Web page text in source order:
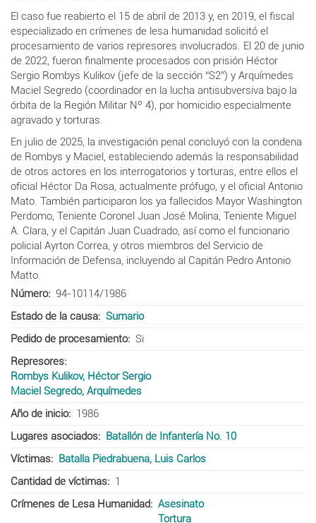
El caso fue reabierto el 15 de abril de 2013 y, en 2019, el fiscal
especializado en crímenes de lesa humanidad solicitó el
procesamiento de varios represores involucrados. El 20 de junio
de 2022, fueron finalmente procesados con prisión Héctor
Sergio Rombys Kulikov (jefe de la sección “S2”) y Arquímedes
Maciel Segredo (coordinador en la lucha antisubversiva bajo la
órbita de la Región Militar Nº 4), por homicidio especialmente
agravado y torturas.
En julio de 2025, la investigación penal concluyó con la condena
de Rombys y Maciel, estableciendo además la responsabilidad
de otros actores en los interrogatorios y torturas, entre ellos el
oficial Héctor Da Rosa, actualmente prófugo, y el oficial Antonio
Mato. También participaron los ya fallecidos Mayor Washington
Perdomo, Teniente Coronel Juan José Molina, Teniente Miguel
A. Clara, y el Capitán Juan Cuadrado, así como el funcionario
policial Ayrton Correa, y otros miembros del Servicio de
Información de Defensa, incluyendo al Capitán Pedro Antonio
Matto.
Número
94-10114/1986
Estado de la causa
Sumario
Pedido de procesamiento
Si
Represores
Rombys Kulikov, Héctor Sergio
Maciel Segredo, Arquímedes
Año de inicio
1986
Lugares asociados
Batallón de Infantería No. 10
Víctimas
Batalla Piedrabuena, Luis Carlos
Cantidad de víctimas
1
Crímenes de Lesa Humanidad
Asesinato
Tortura